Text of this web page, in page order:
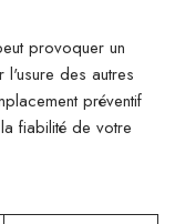
provoquer un
l'usure des autres
préventif
fiabilité de votre